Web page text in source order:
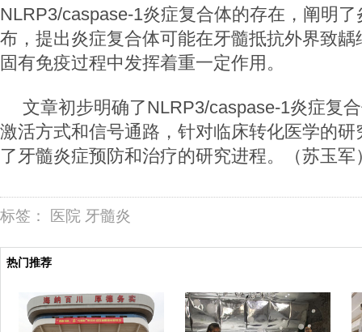
NLRP3/caspase-1炎症复合体的存在，阐明
布，提出炎症复合体可能在牙髓抵抗外界致
固有免疫过程中发挥着重一定作用。
文章初步明确了NLRP3/caspase-1炎症复
激活方式和信号通路，针对临床转化医学的
了牙髓炎症预防和治疗的研究进程。（苏玉军
标签： 医院 牙髓炎
热门推荐